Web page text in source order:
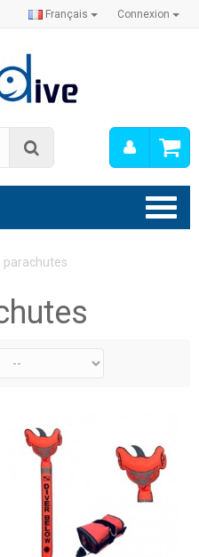
Connexion
Français
Mon
parachutes